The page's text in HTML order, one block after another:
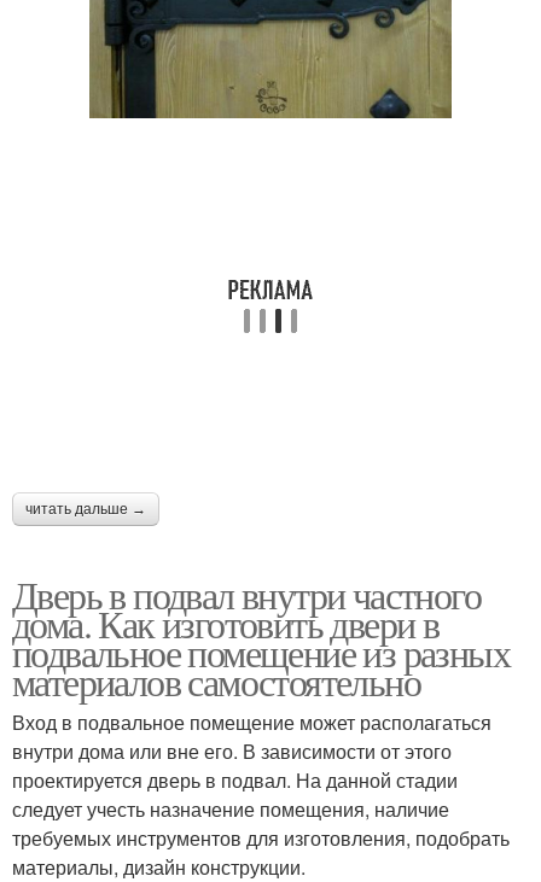
читать дальше →
Дверь в подвал внутри частного
дома. Как изготовить двери в
подвальное помещение из разных
материалов самостоятельно
Вход в подвальное помещение может располагаться
внутри дома или вне его. В зависимости от этого
проектируется дверь в подвал. На данной стадии
следует учесть назначение помещения, наличие
требуемых инструментов для изготовления, подобрать
материалы, дизайн конструкции.